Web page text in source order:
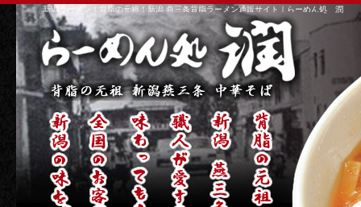
新潟ラーメン！背脂の元祖！新潟 燕三条背脂ラーメン通販サイト｜らーめん処 潤